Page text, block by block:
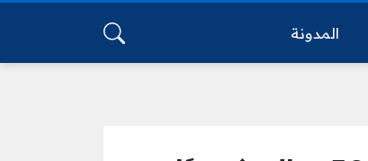
المدونة